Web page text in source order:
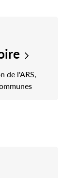
de l'ARS,